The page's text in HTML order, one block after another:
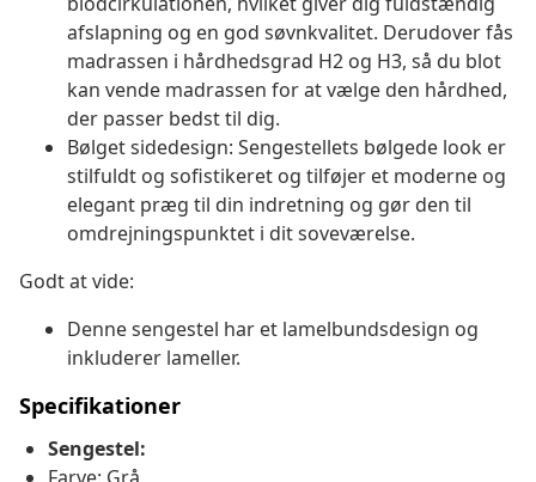
afslapning og en god søvnkvalitet. Derudover fås
madrassen i hårdhedsgrad H2 og H3, så du blot
kan vende madrassen for at vælge den hårdhed,
der passer bedst til dig.
Bølget sidedesign: Sengestellets bølgede look er
stilfuldt og sofistikeret og tilføjer et moderne og
elegant præg til din indretning og gør den til
omdrejningspunktet i dit soveværelse.
Godt at vide:
Denne sengestel har et lamelbundsdesign og
inkluderer lameller.
Specifikationer
Sengestel: